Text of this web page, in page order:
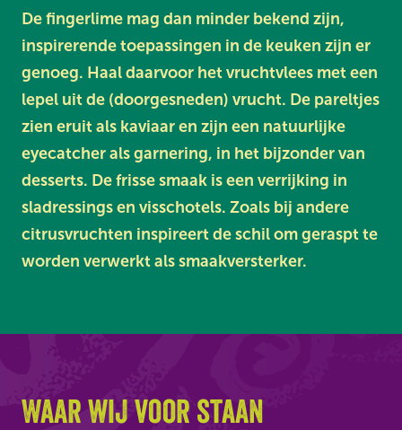
De fingerlime mag dan minder bekend zijn,
inspirerende toepassingen in de keuken zijn er
genoeg. Haal daarvoor het vruchtvlees met een
lepel uit de (doorgesneden) vrucht. De pareltjes
zien eruit als kaviaar en zijn een natuurlijke
eyecatcher als garnering, in het bijzonder van
desserts. De frisse smaak is een verrijking in
sladressings en visschotels. Zoals bij andere
citrusvruchten inspireert de schil om geraspt te
worden verwerkt als smaakversterker.
Waar wij voor staan